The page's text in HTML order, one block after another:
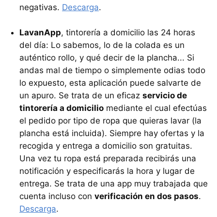
negativas. Descarga.
LavanApp, tintorería a domicilio las 24 horas
del día: Lo sabemos, lo de la colada es un
auténtico rollo, y qué decir de la plancha... Si
andas mal de tiempo o simplemente odias todo
lo expuesto, esta aplicación puede salvarte de
un apuro. Se trata de un eficaz servicio de
tintorería a domicilio mediante el cual efectúas
el pedido por tipo de ropa que quieras lavar (la
plancha está incluida). Siempre hay ofertas y la
recogida y entrega a domicilio son gratuitas.
Una vez tu ropa está preparada recibirás una
notificación y especificarás la hora y lugar de
entrega. Se trata de una app muy trabajada que
cuenta incluso con verificación en dos pasos.
Descarga.